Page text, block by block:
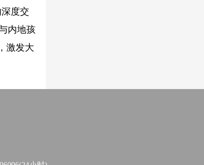
度交
内地孩
激发大